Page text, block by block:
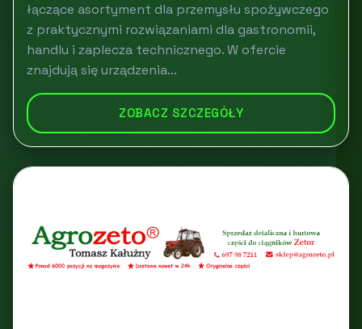
łączące asortyment dla przemysłu spożywczego
z praktycznymi rozwiązaniami dla gastronomii,
handlu i zaplecza technicznego. W ofercie
znajdują się urządzenia...
ZOBACZ SZCZEGÓŁY